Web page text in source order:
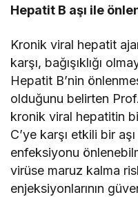
Hepatit B aşı ile
Kronik viral hepatit
karşı, bağışıklığı
Hepatit B’nin
olduğunu belirten
kronik viral hepatitin
C’ye karşı etkili bir
enfeksiyonu
virüse maruz kalma
enjeksiyonlarının